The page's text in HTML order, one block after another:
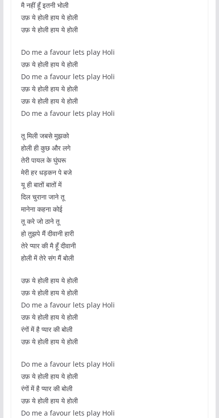
मै नहीं हूँ इतनी भोली
उफ़ ये होली हाय ये होली
उफ़ ये होली हाय ये होली
Do me a favour lets play Holi
उफ़ ये होली हाय ये होली
Do me a favour lets play Holi
उफ़ ये होली हाय ये होली
उफ़ ये होली हाय ये होली
Do me a favour lets play Holi
तू मिली जबसे मुझको
होली ही कुछ और लगे
तेरी पायल के घुंघरू
मेरी हर धड़कन पे बजे
यू ही बातों बातों में
दिल चुराना जाने तू
मानेना कहना कोई
तू करे जो ठाने तू
हो तुझपे मैं दीवानी हारी
तेरे प्यार की मै हूँ दीवानी
होली में तेरे संग मैं बोली
उफ़ ये होली हाय ये होली
उफ़ ये होली हाय ये होली
Do me a favour lets play Holi
उफ़ ये होली हाय ये होली
रंगों में है प्यार की बोली
उफ़ ये होली हाय ये होली
Do me a favour lets play Holi
उफ़ ये होली हाय ये होली
रंगों में है प्यार की बोली
उफ़ ये होली हाय ये होली
Do me a favour lets play Holi